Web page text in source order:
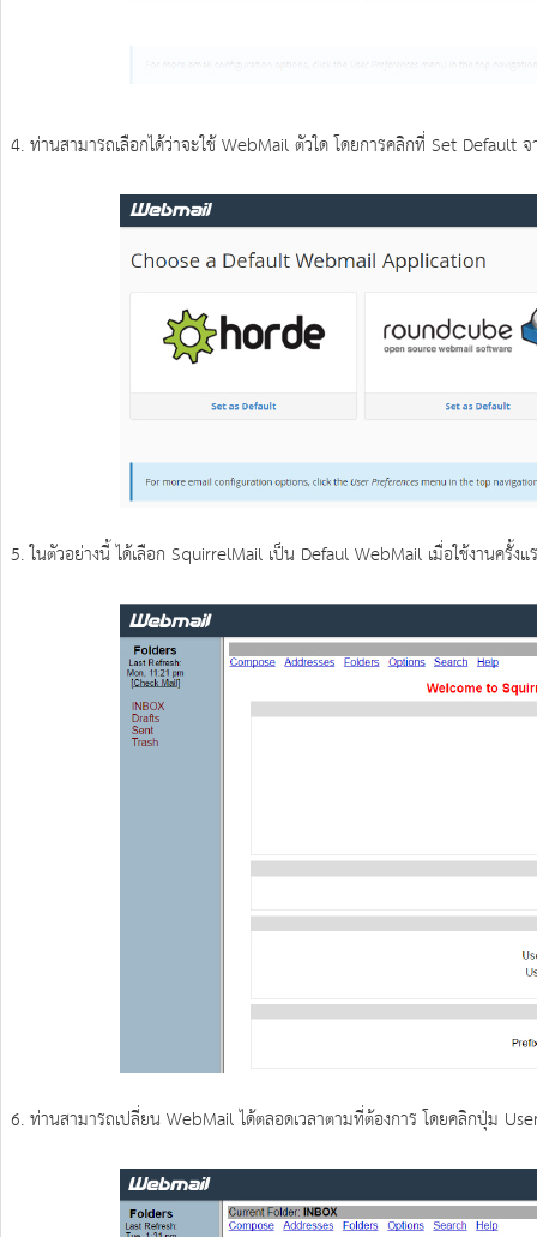
4. ท่านสามารถเลือกได้ว่าจะใช้ WebMail ตัวใด โดยการคลิกที่ Set Default
5. ในตัวอย่างนี้ ได้เลือก SquirrelMail เป็น Defaul WebMail เมื่อใช้งานครั้ง
6. ท่านสามารถเปลี่ยน WebMail ได้ตลอดเวลาตามที่ต้องการ โดยคลิกปุ่ม